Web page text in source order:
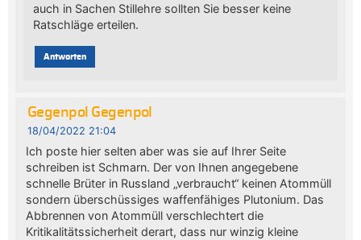
auch in Sachen Stillehre sollten Sie besser keine
Ratschläge erteilen.
Antworten
Gegenpol Gegenpol
18/04/2022 21:04
Ich poste hier selten aber was sie auf Ihrer Seite
schreiben ist Schmarn. Der von Ihnen angegebene
schnelle Brüter in Russland „verbraucht“ keinen Atommüll
sondern überschüssiges waffenfähiges Plutonium. Das
Abbrennen von Atommüll verschlechtert die
Kritikalitätssicherheit derart, dass nur winzig kleine